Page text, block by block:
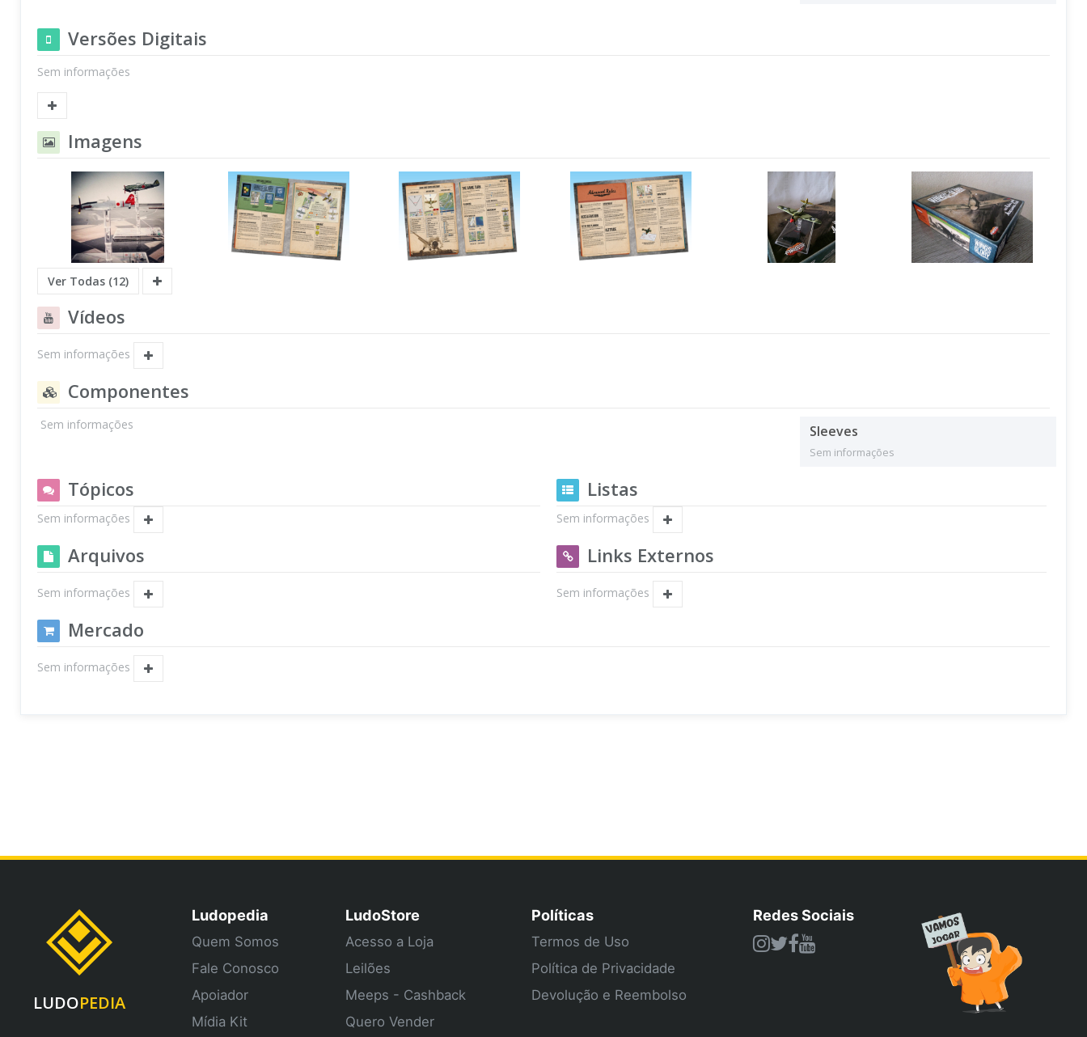
Versões Digitais
Sem informações
Imagens
Ver Todas (12)
Vídeos
Sem informações
Componentes
Sem informações Sleeves
Sem informações
Tópicos
Sem informações
Listas
Sem informações
Arquivos
Sem informações
Links Externos
Sem informações
Mercado
Sem informações
LUDOPEDIA
Ludopedia
Quem Somos
Fale Conosco
Apoiador
Mídia Kit
LudoStore
Acesso a Loja
Leilões
Meeps - Cashback
Quero Vender
Políticas
Termos de Uso
Política de Privacidade
Devolução e Reembolso
Redes Sociais